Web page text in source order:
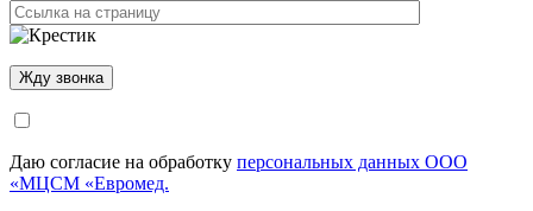
Даю согласие на обработку персональных данных ООО
«МЦСМ «Евромед.